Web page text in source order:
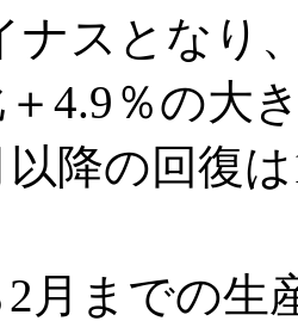
ナスとなり
＋4.9％の大
以降の回復
月までの生